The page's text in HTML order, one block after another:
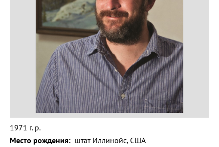
1971 г. р.
Место рождения: штат Иллинойс, США
Торговая
площадь
Верхний
Плёс
Волга и
левый берег
Время
года на
картине